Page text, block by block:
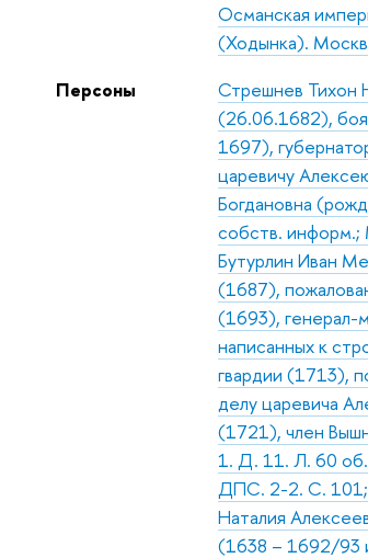
Османская
(Ходынка).
Персоны
Стрешнев Тихон
(26.06.1682),
1697),
царевичу
Богдановна
собств. информ.;
Бутурлин Иван
(1687),
(1693), генерал-
написанных к
гвардии (1713),
делу царевича
(1721), член
1. Д. 11. Л. 60
ДПС. 2-2. С. 101;
Наталия
(1638 – 1692/93